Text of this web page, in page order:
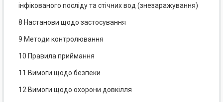
інфікованого посліду та стічних вод (знезаражування)
8 Настанови щодо застосування
9 Методи контролювання
10 Правила приймання
11 Вимоги щодо безпеки
12 Вимоги щодо охорони довкілля